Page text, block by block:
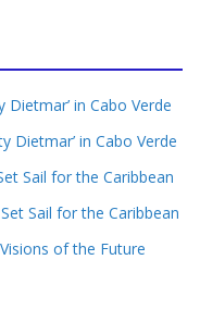
Dietmar’ in Cabo Verde
Dietmar’ in Cabo Verde
Sail for the Caribbean
Sail for the Caribbean
of the Future